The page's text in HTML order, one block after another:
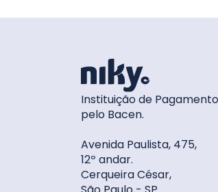
Instituição de
pelo Bacen.
Avenida Paulista, 475,
12º andar.
Cerqueira César,